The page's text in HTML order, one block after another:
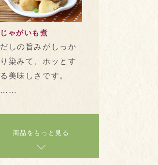
じゃがいも煮
だしの旨みがしっか
り染みて、ホッとす
る美味しさです。
……
商品をもっと見る